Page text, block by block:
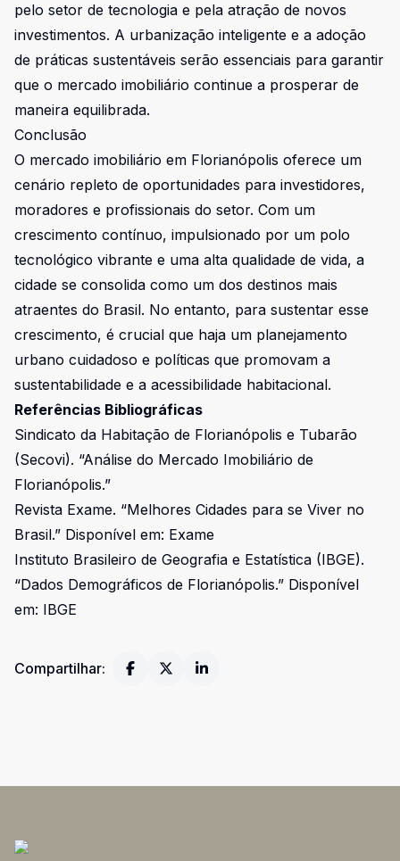
pelo setor de tecnologia e pela atração de novos
investimentos. A urbanização inteligente e a adoção
de práticas sustentáveis serão essenciais para garantir
que o mercado imobiliário continue a prosperar de
maneira equilibrada.
Conclusão
O mercado imobiliário em Florianópolis oferece um
cenário repleto de oportunidades para investidores,
moradores e profissionais do setor. Com um
crescimento contínuo, impulsionado por um polo
tecnológico vibrante e uma alta qualidade de vida, a
cidade se consolida como um dos destinos mais
atraentes do Brasil. No entanto, para sustentar esse
crescimento, é crucial que haja um planejamento
urbano cuidadoso e políticas que promovam a
sustentabilidade e a acessibilidade habitacional.
Referências Bibliográficas
Sindicato da Habitação de Florianópolis e Tubarão
(Secovi). “Análise do Mercado Imobiliário de
Florianópolis.”
Revista Exame. “Melhores Cidades para se Viver no
Brasil.” Disponível em: Exame
Instituto Brasileiro de Geografia e Estatística (IBGE).
“Dados Demográficos de Florianópolis.” Disponível
em: IBGE
Compartilhar: